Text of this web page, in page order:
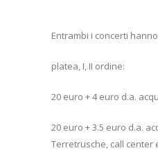
Entrambi i concerti
platea, I, II ordine:
20 euro + 4 euro d.a.
20 euro + 3.5 euro d.a.
Terretrusche, call center